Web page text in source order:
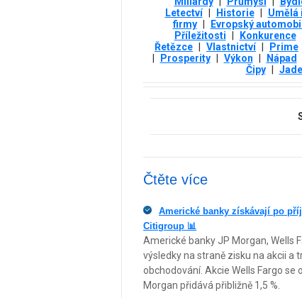
Letectví
Historie Umělá
firmy
Evropský
Příležitosti
Konkurence
Řetězce
Vlastnictví Prime
Prosperity Výkon Nápad
Čipy
Čtěte více
Americké banky získávají po
Citigroup 📊
Americké banky JP Morgan, Wells
výsledky na straně zisku na akcii a
obchodování. Akcie Wells Fargo se
Morgan přidává přibližně 1,5 %.